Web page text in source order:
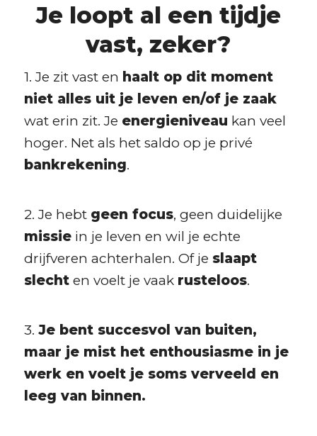
Je loopt al een tijdje
vast, zeker?
1. Je zit vast en haalt op dit moment
niet alles uit je leven en/of je zaak
wat erin zit. Je energieniveau kan veel
hoger. Net als het saldo op je privé
bankrekening.
2. Je hebt geen focus, geen duidelijke
missiein je leven en wil je echte
drijfveren achterhalen. Of je slaapt
slechten voelt je vaak rusteloos.
3. Je bent succesvol van buiten,
maar je mist het enthousiasme in je
werk en voelt je soms verveeld en
leeg van binnen.